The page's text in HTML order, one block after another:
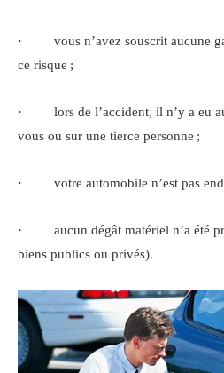
· vous n’avez souscrit aucune
ce risque ;
· lors de l’accident, il n’y a eu
vous ou sur une tierce personne ;
· votre automobile n’est pas
· aucun dégât matériel n’a été
biens publics ou privés).